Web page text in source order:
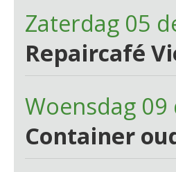
Zaterdag 05
Repaircafé
Woensdag
Container